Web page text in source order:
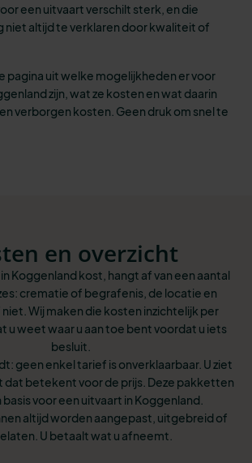
een uitvaart verschilt sterk, en die
niet altijd te verklaren door kwaliteit of
pagina uit welke mogelijkheden er voor
zijn, wat ze kosten en wat daarin
verborgen kosten. Geen druk om snel te
en overzicht
Koggenland kost, hangt af van een aantal
crematie of begrafenis, de locatie en
Wij maken die kosten inzichtelijk per
u weet waar u aan toe bent voordat u iets
besluit.
geen enkel tarief is onverklaarbaar. U ziet
dat betekent voor de prijs. Deze pakketten
voor een uitvaart in Koggenland.
altijd worden aangepast, uitgebreid of
U betaalt wat u afneemt.